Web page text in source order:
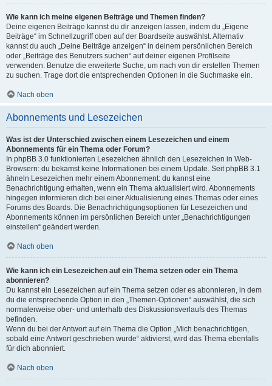
Wie kann ich meine eigenen Beiträge und Themen finden?
Deine eigenen Beiträge kannst du dir anzeigen lassen, indem du „Eigene
Beiträge“ im Schnellzugriff oben auf der Boardseite auswählst. Alternativ
kannst du auch „Deine Beiträge anzeigen“ in deinem persönlichen Bereich
oder „Beiträge des Benutzers suchen“ auf deiner eigenen Profilseite
verwenden. Benutze die erweiterte Suche, um nach von dir erstellen Themen
zu suchen. Trage dort die entsprechenden Optionen in die Suchmaske ein.
Nach oben
Abonnements und Lesezeichen
Was ist der Unterschied zwischen einem Lesezeichen und einem
Abonnements für ein Thema oder Forum?
In phpBB 3.0 funktionierten Lesezeichen ähnlich den Lesezeichen in Web-
Browsern: du bekamst keine Informationen bei einem Update. Seit phpBB 3.1
ähneln Lesezeichen mehr einem Abonnement: du kannst eine
Benachrichtigung erhalten, wenn ein Thema aktualisiert wird. Abonnements
hingegen informieren dich bei einer Aktualisierung eines Themas oder eines
Forums des Boards. Die Benachrichtigungsoptionen für Lesezeichen und
Abonnements können im persönlichen Bereich unter „Benachrichtigungen
einstellen“ geändert werden.
Nach oben
Wie kann ich ein Lesezeichen auf ein Thema setzen oder ein Thema
abonnieren?
Du kannst ein Lesezeichen auf ein Thema setzen oder es abonnieren, in dem
du die entsprechende Option in den „Themen-Optionen“ auswählst, die sich
normalerweise ober- und unterhalb des Diskussionsverlaufs des Themas
befinden.
Wenn du bei der Antwort auf ein Thema die Option „Mich benachrichtigen,
sobald eine Antwort geschrieben wurde“ aktivierst, wird das Thema ebenfalls
für dich abonniert.
Nach oben